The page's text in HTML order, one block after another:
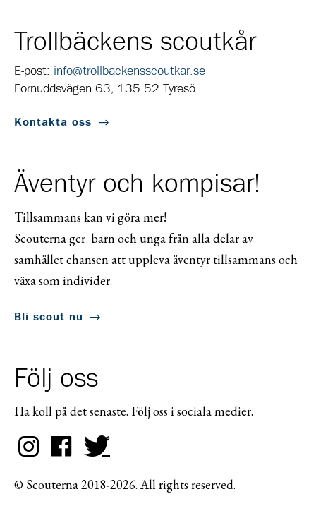
Trollbäckens scoutkår
E-post: info@trollbackensscoutkar.se
Fornuddsvägen 63, 135 52 Tyresö
Kontakta oss
Äventyr och kompisar!
Tillsammans kan vi göra mer!
Scouterna ger barn och unga från alla delar av
samhället chansen att uppleva äventyr tillsammans och
växa som individer.
Bli scout nu
Följ oss
Ha koll på det senaste. Följ oss i sociala medier.
© Scouterna 2018-2026. All rights reserved.